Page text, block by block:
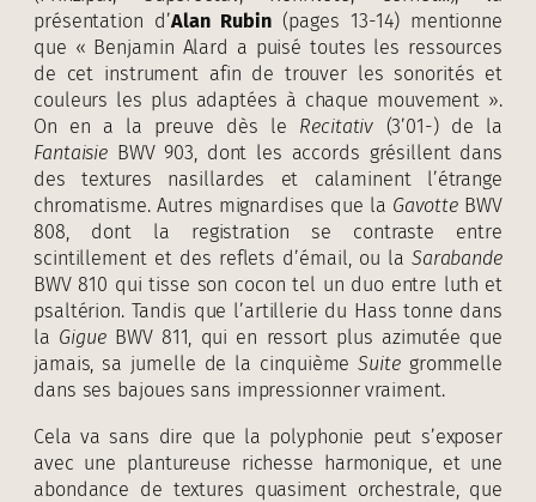
présentation d’Alan Rubin(pages 13-14) mentionne
que « Benjamin Alard a puisé toutes les ressources
de cet instrument afin de trouver les sonorités et
couleurs les plus adaptées à chaque mouvement ».
On en a la preuve dès le Recitativ (3’01-) de la
Fantaisie BWV 903, dont les accords grésillent dans
des textures nasillardes et calaminent l’étrange
chromatisme. Autres mignardises que la Gavotte BWV
808, dont la registration se contraste entre
scintillement et des reflets d’émail, ou la Sarabande
BWV 810 qui tisse son cocon tel un duo entre luth et
psaltérion. Tandis que l’artillerie du Hass tonne dans
la GigueBWV 811, qui en ressort plus azimutée que
jamais, sa jumelle de la cinquièmeSuitegrommelle
dans ses bajoues sans impressionner vraiment.
Cela va sans dire que la polyphonie peut s’exposer
avec une plantureuse richesse harmonique, et une
abondance de textures quasiment orchestrale, que